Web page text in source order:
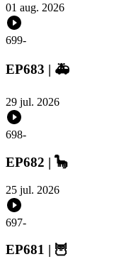
01 aug. 2026
699-
EP683 | 🚑
29 jul. 2026
698-
EP682 | 🦕
25 jul. 2026
697-
EP681 | 🦉